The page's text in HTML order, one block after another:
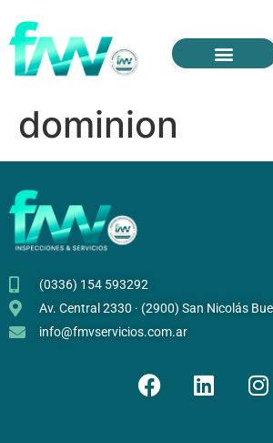
dominion
(0336) 154 593292
Av. Central 2330 · (2900) San Nicolás
info@fmvservicios.com.ar